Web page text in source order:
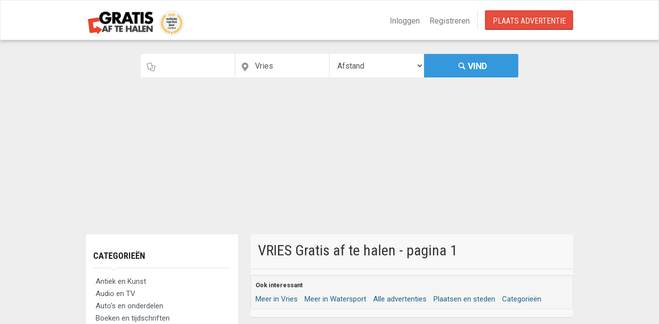
Inloggen Registreren PLAATS ADVERTENTIE
VIND
CATEGORIEËN
Antiek en Kunst
Audio en TV
Auto's en onderdelen
Boeken en tijdschriften
VRIES Gratis af te halen - pagina 1
Ook interessant
Meer in Vries Meer in Watersport Alle advertenties Plaatsen en steden Categorieën